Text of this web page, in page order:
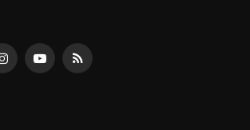
InstagramYouTubeRSS